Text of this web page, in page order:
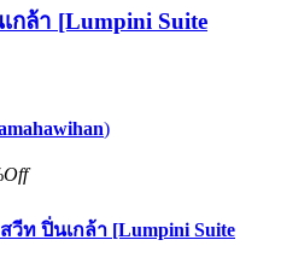
กล้า [Lumpini Suite
)
Off
วีท ปิ่นเกล้า [Lumpini Suite